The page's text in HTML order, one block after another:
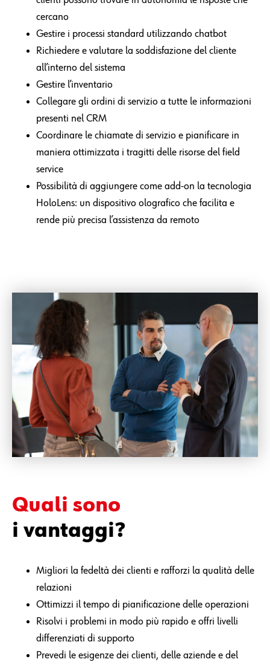
Gestire le richieste di assistenza in modo più rapido
ed efficace grazie all’intelligence digitale
Creare portali self-service e comunità specifiche dove i
clienti possono trovare in autonomia le risposte che
cercano
Gestire i processi standard utilizzando chatbot
Richiedere e valutare la soddisfazione del cliente
all’interno del sistema
Gestire l’inventario
Collegare gli ordini di servizio a tutte le informazioni
presenti nel CRM
Coordinare le chiamate di servizio e pianificare in
maniera ottimizzata i tragitti delle risorse del field
rende più precisa l’assistenza da remoto
Quali sono
i vantaggi?
Migliori la fedeltà dei clienti e rafforzi la qualità delle
relazioni